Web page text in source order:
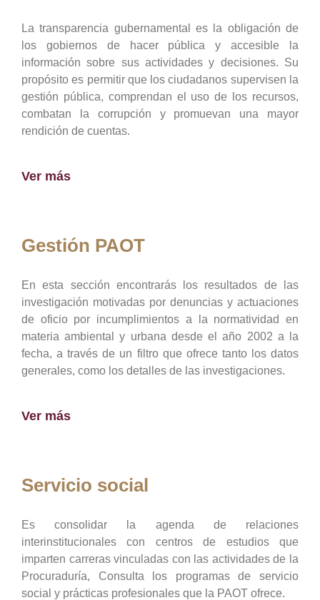
La transparencia gubernamental es la obligación de
los gobiernos de hacer pública y accesible la
información sobre sus actividades y decisiones. Su
propósito es permitir que los ciudadanos supervisen la
gestión pública, comprendan el uso de los recursos,
combatan la corrupción y promuevan una mayor
rendición de cuentas.
Ver más
Gestión PAOT
En esta sección encontrarás los resultados de las
investigación motivadas por denuncias y actuaciones
de oficio por incumplimientos a la normatividad en
materia ambiental y urbana desde el año 2002 a la
fecha, a través de un filtro que ofrece tanto los datos
generales, como los detalles de las investigaciones.
Ver más
Servicio social
Es consolidar la agenda de relaciones
interinstitucionales con centros de estudios que
imparten carreras vinculadas con las actividades de la
Procuraduría, Consulta los programas de servicio
social y prácticas profesionales que la PAOT ofrece.